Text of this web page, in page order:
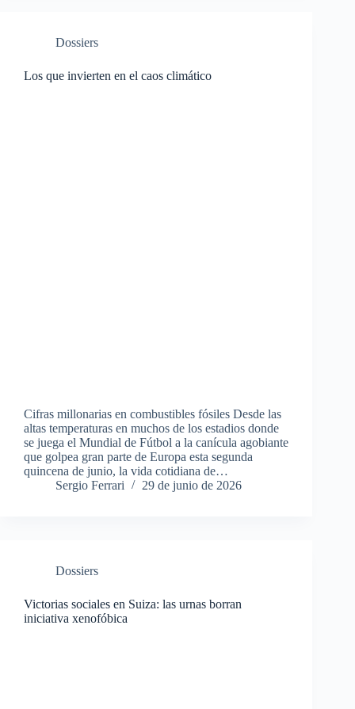
Dossiers
Los que invierten en el caos climático
Cifras millonarias en combustibles fósiles Desde las
altas temperaturas en muchos de los estadios donde
se juega el Mundial de Fútbol a la canícula agobiante
que golpea gran parte de Europa esta segunda
quincena de junio, la vida cotidiana de…
Sergio Ferrari
29 de junio de 2026
Dossiers
Victorias sociales en Suiza: las urnas borran
iniciativa xenofóbica